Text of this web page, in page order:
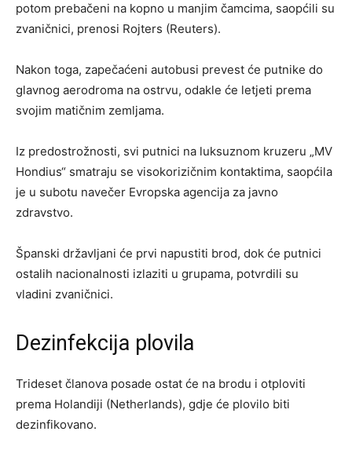
potom prebačeni na kopno u manjim čamcima, saopćili su
zvaničnici, prenosi Rojters (Reuters).
Nakon toga, zapečaćeni autobusi prevest će putnike do
glavnog aerodroma na ostrvu, odakle će letjeti prema
svojim matičnim zemljama.
Iz predostrožnosti, svi putnici na luksuznom kruzeru „MV
Hondius“ smatraju se visokorizičnim kontaktima, saopćila
je u subotu navečer Evropska agencija za javno
zdravstvo.
Španski državljani će prvi napustiti brod, dok će putnici
ostalih nacionalnosti izlaziti u grupama, potvrdili su
vladini zvaničnici.
Dezinfekcija plovila
Trideset članova posade ostat će na brodu i otploviti
prema Holandiji (Netherlands), gdje će plovilo biti
dezinfikovano.